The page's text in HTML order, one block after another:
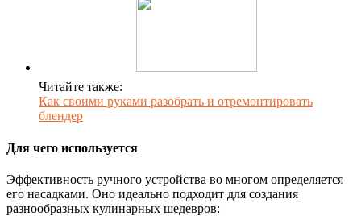
Читайте также:
Как своими руками разобрать и отремонтировать
блендер
Для чего используется
Эффективность ручного устройства во многом определяется
его насадками. Оно идеально подходит для создания
разнообразных кулинарных шедевров: